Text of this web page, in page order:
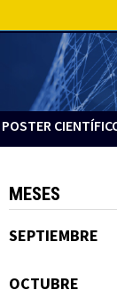
MESES
SEPTIEMBRE
OCTUBRE